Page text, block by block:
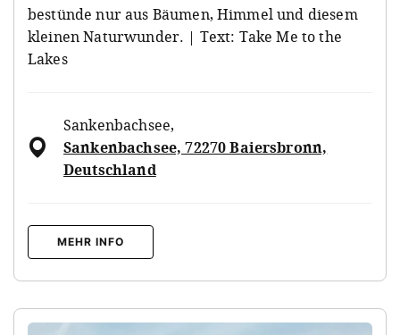
bestünde nur aus Bäumen, Himmel und diesem
kleinen Naturwunder. | Text: Take Me to the
Lakes
Sankenbachsee,
Sankenbachsee, 72270 Baiersbronn,
Deutschland
MEHR INFO